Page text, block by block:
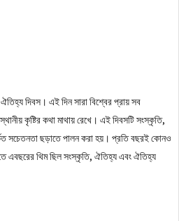
দিবস। এই দিন সারা বিশ্বের প্রায় সব
কৃষ্টির কথা মাথায় রেখে। এই দিবসটি সংস্কৃতি,
সচেতনতা ছড়াতে পালন করা হয়। প্রতি বছরই কোনও
এবছরের থিম ছিল সংস্কৃতি, ঐতিহ্য এবং ঐতিহ্য